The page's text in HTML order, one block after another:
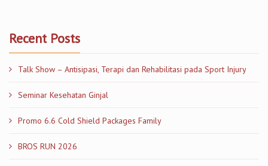
Recent Posts
Talk Show – Antisipasi, Terapi dan Rehabilitasi pada Sport Injury
Seminar Kesehatan Ginjal
Promo 6.6 Cold Shield Packages Family
BROS RUN 2026